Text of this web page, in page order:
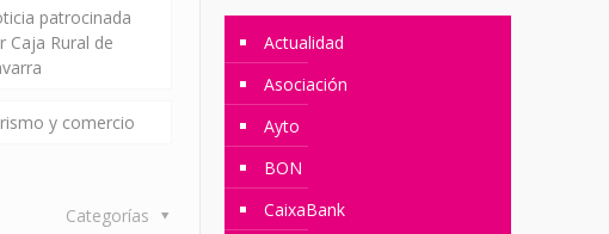
patrocinada
Caja Rural de
y comercio
Categorías
Actualidad
Asociación
Ayto
BON
CaixaBank